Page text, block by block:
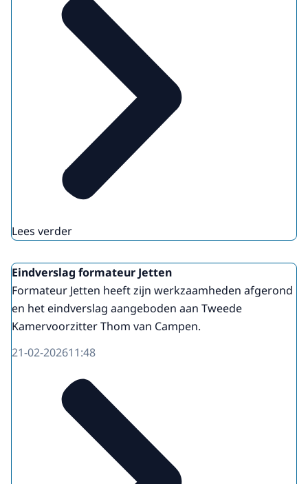
Lees verder
Eindverslag formateur Jetten
Formateur Jetten heeft zijn werkzaamheden afgerond
en het eindverslag aangeboden aan Tweede
Kamervoorzitter Thom van Campen.
21-02-202611:48